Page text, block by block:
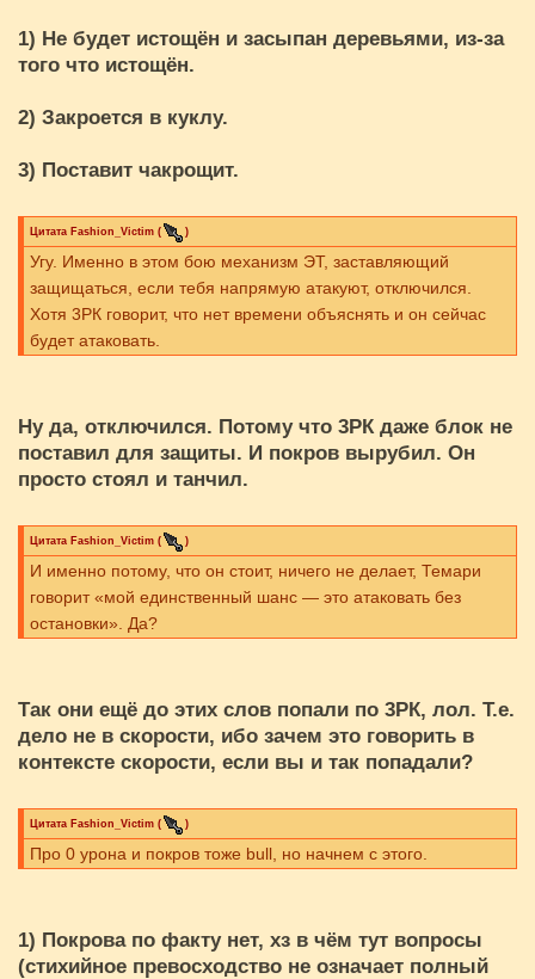
1) Не будет истощён и засыпан деревьями, из-за
того что истощён.
2) Закроется в куклу.
3) Поставит чакрощит.
Цитата Fashion_Victim ( )
Угу. Именно в этом бою механизм ЭТ, заставляющий
защищаться, если тебя напрямую атакуют, отключился.
Хотя 3РК говорит, что нет времени объяснять и он сейчас
будет атаковать.
Ну да, отключился. Потому что 3РК даже блок не
поставил для защиты. И покров вырубил. Он
просто стоял и танчил.
Цитата Fashion_Victim ( )
И именно потому, что он стоит, ничего не делает, Темари
говорит «мой единственный шанс — это атаковать без
остановки». Да?
Так они ещё до этих слов попали по 3РК, лол. Т.е.
дело не в скорости, ибо зачем это говорить в
контексте скорости, если вы и так попадали?
Цитата Fashion_Victim ( )
Про 0 урона и покров тоже bull, но начнем с этого.
1) Покрова по факту нет, хз в чём тут вопросы
(стихийное превосходство не означает полный